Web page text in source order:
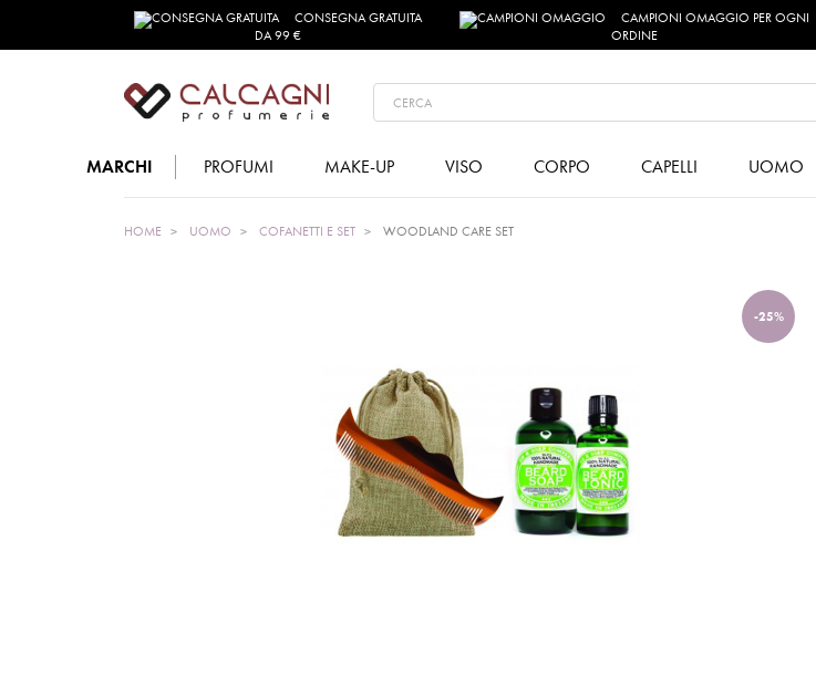
CONSEGNA GRATUITA
DA 99 €
CAMPIONI OMAGGIO PER OGNI
ORDINE
MARCHI PROFUMI MAKE-UP VISO CORPO CAPELLI UOMO
HOME UOMO COFANETTI E SET WOODLAND CARE SET
-25%